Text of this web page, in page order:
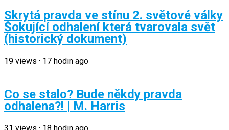
Skrytá pravda ve stínu 2. světové války
Šokující odhalení která tvarovala svět
(historický dokument)
19 views · 17 hodin ago
Co se stalo? Bude někdy pravda
odhalena?! | M. Harris